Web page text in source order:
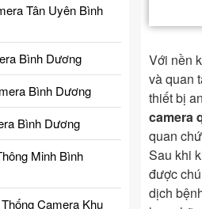
Với nền
và quan
thiết bị
camera
quan
Sau khi
được
dịch
Tân Uyên Bình
Bình Dương
Bình Dương
Bình Dương
Minh Bình
Camera Khu